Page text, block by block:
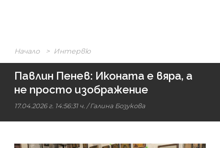
Начало > Интервю
Павлин Пенев: Иконата е вяра, а
не просто изображение
17.04.2026 г. 14:56:31 ч. /Галина Бозукова